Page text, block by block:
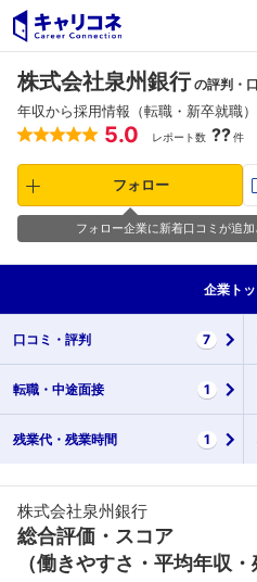
株式会社泉州銀行 の評判・
年収から採用情報（転職・新卒就職
5.0 レポート数 ??件
フォロー
フォロー企業に新着口コミが追
企業 ト
口コミ・ 評判 7
転職・ 中途面接 1
残業代・ 残業時間 1
株式会社泉州銀行
総合評価・スコア
（働きやすさ・平均年収・